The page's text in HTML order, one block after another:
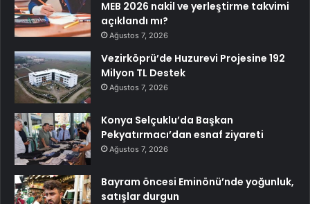
MEB 2026 nakil ve yerleştirme takvimi
açıklandı mı?
Ağustos 7, 2026
Vezirköprü’de Huzurevi Projesine 192
Milyon TL Destek
Ağustos 7, 2026
Konya Selçuklu’da Başkan
Pekyatırmacı’dan esnaf ziyareti
Ağustos 7, 2026
Bayram öncesi Eminönü’nde yoğunluk,
satışlar durgun